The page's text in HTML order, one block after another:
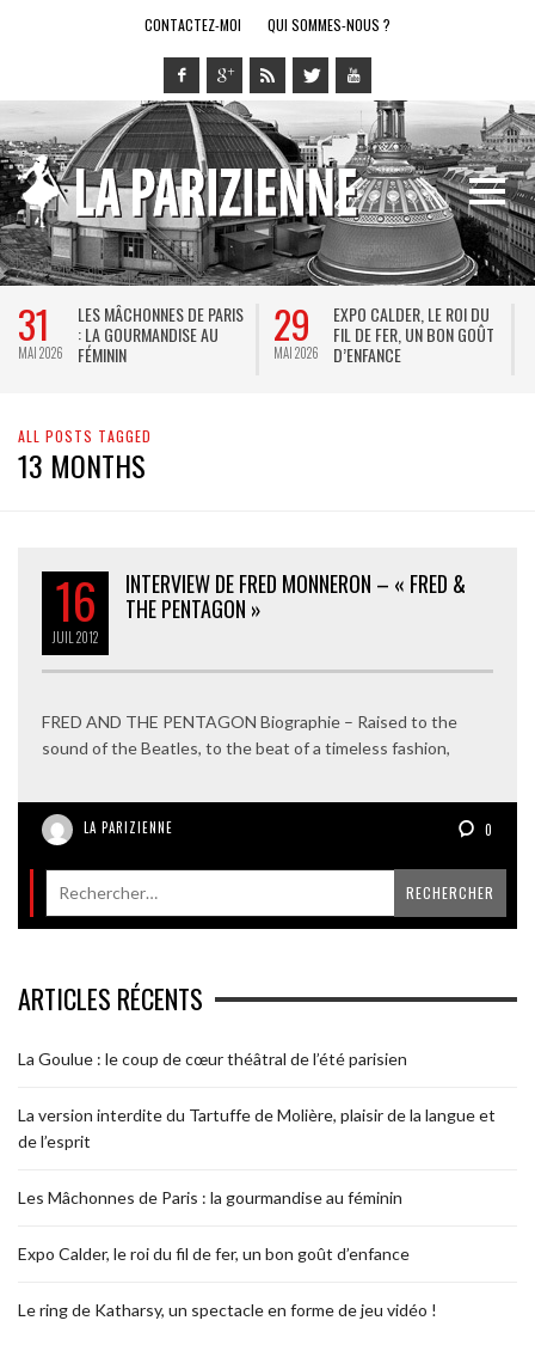
CONTACTEZ-MOI QUI SOMMES-NOUS ?
31
MAI 2026
LES MÂCHONNES DE PARIS
: LA GOURMANDISE AU
FÉMININ
29
MAI 2026
EXPO CALDER, LE ROI DU
FIL DE FER, UN BON GOÛT
D’ENFANCE
ALL POSTS TAGGED
13 MONTHS
16
JUIL 2012
INTERVIEW DE FRED MONNERON – « FRED &
THE PENTAGON »
FRED AND THE PENTAGON Biographie – Raised to the
sound of the Beatles, to the beat of a timeless fashion,
LA PARIZIENNE 0
ARTICLES RÉCENTS
La Goulue : le coup de cœur théâtral de l’été parisien
La version interdite du Tartuffe de Molière, plaisir de la langue et
de l’esprit
Les Mâchonnes de Paris : la gourmandise au féminin
Expo Calder, le roi du fil de fer, un bon goût d’enfance
Le ring de Katharsy, un spectacle en forme de jeu vidéo !